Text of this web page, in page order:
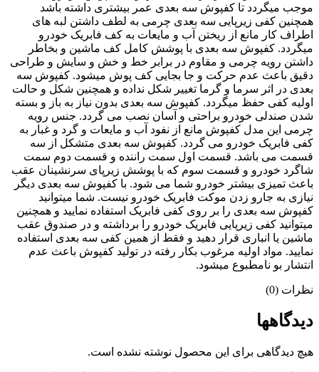
موجب میگردد تا کفپوش سه بعدی عمر بیشتری داشته باشد
همچنین کفی زیرپایی سه بعدی چرمی به لطف داشتن لبه های
اطراف کار مانع از ریختن آب و مایعات به کف فابریک خودرو
میگردد. کفپوش سه بعدی با پوشش کامل کف ماشین و بخاطر
داشتن رویه چرمی و مقاوم در برابر خط و خش و سایش و طراحی
دقیق باعث عدم حرکت و جا بجایی کف پوش میشود. کفپوش سه
بعدی در اثر سرما و گرما تغییر شکل نداده و همچنین شکل و حالت
اولیه کفی حفظ میگردد. کفپوش سه بعدی بدون نیاز به باز و بسته
شدن صندلی خودرو براحتی و آسان نصب می گردد. جنس رویه
چرمی این مدل کفپوش مانع از نفود آب و مایعات و گرد و غبار به
کفی فابریک خودرو می گردد. کفپوش سه بعدی متشکل از سه
قسمت می باشد. قسمت اول سمت راننده و قسمت دوم سمت
شاگرد خودرو و قسمت سوم که با پوشش زیرپای سرنشینان عقب
باعث تمیزی بیشتر خودرو شما می شود. با کفپوش سه بعدی دیگر
نیازی به جارو زدن موکت فابریک خودرو نیست. شما میتوانید
کفپوش سه بعدی را بر روی کفی فابریک استفاده نمایید و همچنین
میتوانید کفی زیرپایی فابریک خودرو را برداشته و در صندوق عقب
ماشین یا انباری قرار دهید و فقط از همین کفی سه بعدی استفاده
نمایید. مواد اولیه مرغوب بکار رفته در تولید کفپوش باعث عدم
انتشار بو نامطبوع میشود.
نظرات (0)
دیدگاهها
هیچ دیدگاهی برای این محصول نوشته نشده است.